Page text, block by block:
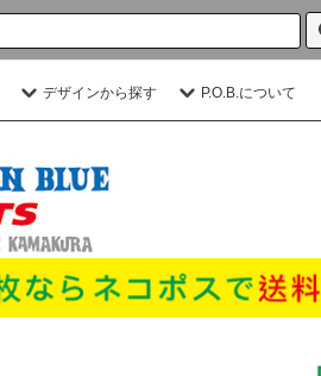
デザインから探す P.O.B.について